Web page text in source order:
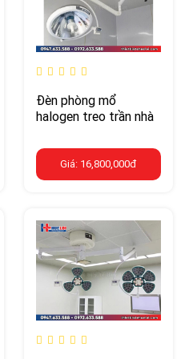
Đèn phòng mổ
halogen treo trần nhà
Giá: 16,800,000đ